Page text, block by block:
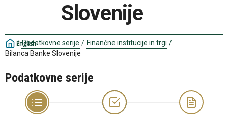
Slovenije
English
/ Podatkovne serije / Finančne institucije in trgi /
Bilanca Banke Slovenije
Podatkovne serije